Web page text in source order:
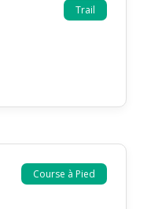
Trail
Course à Pied